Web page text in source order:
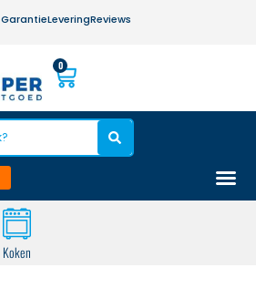
GarantieLeveringReviews
0
Koken